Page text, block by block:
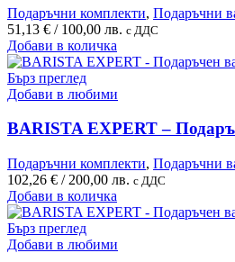
Подаръчни комплекти, Подаръчни
51,13 € / 100,00 лв. с ДДС
Добави в количка
Бърз преглед
Добави в любими
BARISTA EXPERT –
Подаръчни комплекти, Подаръчни
102,26 € / 200,00 лв. с ДДС
Добави в количка
Бърз преглед
Добави в любими